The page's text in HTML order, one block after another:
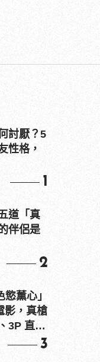
討厭？5
性格，
1
道「真
伴侶是
2
薰心」
影，真槍
3P 直接
3